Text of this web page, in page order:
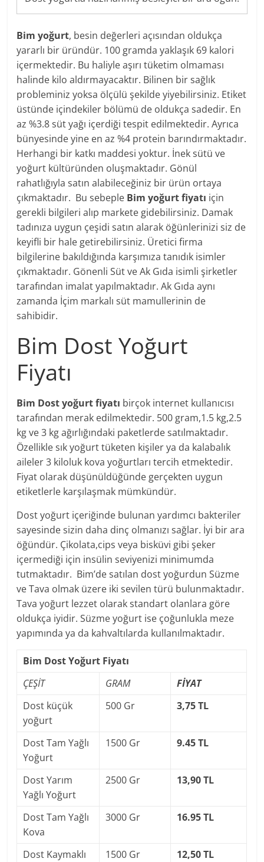
Bim yoğurt, besin değerleri açısından oldukça
yararlı bir üründür. 100 gramda yaklaşık 69 kalori
içermektedir. Bu haliyle aşırı tüketim olmaması
halinde kilo aldırmayacaktır. Bilinen bir sağlık
probleminiz yoksa ölçülü şekilde yiyebilirsiniz. Etiket
üstünde içindekiler bölümü de oldukça sadedir. En
az %3.8 süt yağı içerdiği tespit edilmektedir. Ayrıca
bünyesinde yine en az %4 protein barındırmaktadır.
Herhangi bir katkı maddesi yoktur. İnek sütü ve
yoğurt kültüründen oluşmaktadır. Gönül
rahatlığıyla satın alabileceğiniz bir ürün ortaya
çıkmaktadır. Bu sebeple Bim yoğurt fiyatı için
gerekli bilgileri alıp markete gidebilirsiniz. Damak
tadınıza uygun çeşidi satın alarak öğünlerinizi siz de
keyifli bir hale getirebilirsiniz. Üretici firma
bilgilerine bakıldığında karşımıza tanıdık isimler
çıkmaktadır. Gönenli Süt ve Ak Gıda isimli şirketler
tarafından imalat yapılmaktadır. Ak Gıda aynı
zamanda İçim markalı süt mamullerinin de
sahibidir.
Bim Dost Yoğurt
Fiyatı
Bim Dost yoğurt fiyatı birçok internet kullanıcısı
tarafından merak edilmektedir. 500 gram,1.5 kg,2.5
kg ve 3 kg ağırlığındaki paketlerde satılmaktadır.
Özellikle sık yoğurt tüketen kişiler ya da kalabalık
aileler 3 kiloluk kova yoğurtları tercih etmektedir.
Fiyat olarak düşünüldüğünde gerçekten uygun
etiketlerle karşılaşmak mümkündür.
Dost yoğurt içeriğinde bulunan yardımcı bakteriler
sayesinde sizin daha dinç olmanızı sağlar. İyi bir ara
öğündür. Çikolata,cips veya bisküvi gibi şeker
içermediği için insülin seviyenizi minimumda
tutmaktadır. Bim’de satılan dost yoğurdun Süzme
ve Tava olmak üzere iki sevilen türü bulunmaktadır.
Tava yoğurt lezzet olarak standart olanlara göre
oldukça iyidir. Süzme yoğurt ise çoğunlukla meze
yapımında ya da kahvaltılarda kullanılmaktadır.
Bim Dost Yoğurt Fiyatı
ÇEŞİT
GRAM
FİYAT
Dost küçük
yoğurt
500 Gr 3,75 TL
Dost Tam Yağlı
Yoğurt
1500 Gr 9.45 TL
Dost Yarım
Yağlı Yoğurt
2500 Gr 13,90 TL
Dost Tam Yağlı
Kova
3000 Gr 16.95 TL
Dost Kaymaklı
1500 Gr 12,50 TL